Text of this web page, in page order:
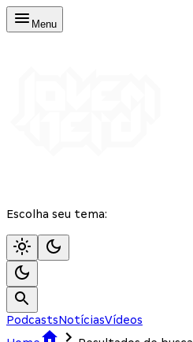
Menu
Escolha seu tema:
PodcastsNotíciasVídeos